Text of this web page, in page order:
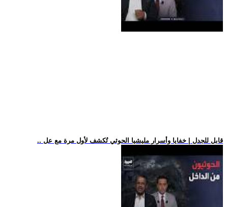
.. قابل للجدل | خفايا وأسرار مليشيا الحوثي تُكشف لأول مرة مع عل